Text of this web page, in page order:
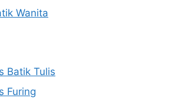
Wanita
Batik Tulis
Furing